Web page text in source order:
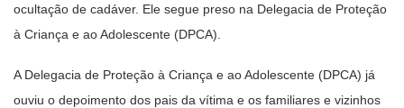
ocultação de cadáver. Ele segue preso na Delegacia de Proteção
à Criança e ao Adolescente (DPCA).
A Delegacia de Proteção à Criança e ao Adolescente (DPCA) já
ouviu o depoimento dos pais da vítima e os familiares e vizinhos